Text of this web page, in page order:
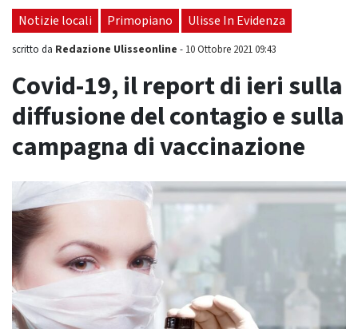
seduta consiliare: “Serve chiarezza!”"
Notizie locali Primopiano Ulisse In Evidenza
scritto da Redazione Ulisseonline - 10 Ottobre 2021 09:43
Covid-19, il report di ieri sulla
diffusione del contagio e sulla
campagna di vaccinazione